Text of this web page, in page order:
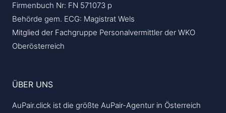
Firmenbuch Nr: FN 571073 p
Behörde gem. ECG: Magistrat Wels
Mitglied der Fachgruppe Personalvermittler der WKO
Oberösterreich
ÜBER UNS
AuPair.click ist die größte AuPair-Agentur in Österreich